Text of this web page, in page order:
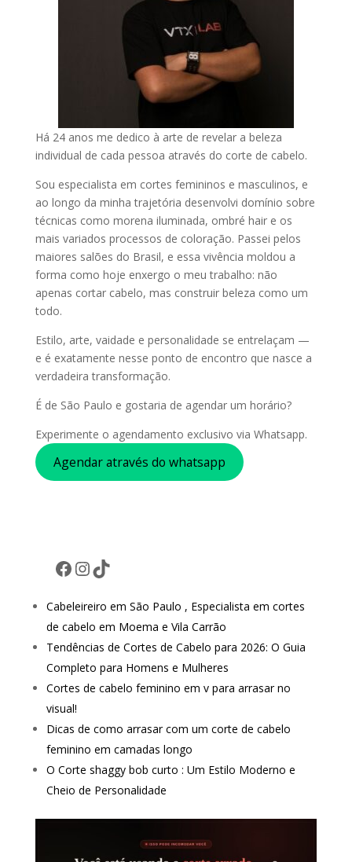
Há 24 anos me dedico à arte de revelar a beleza
individual de cada pessoa através do corte de cabelo.
Sou especialista em cortes femininos e masculinos, e
ao longo da minha trajetória desenvolvi domínio sobre
técnicas como morena iluminada, ombré hair e os
mais variados processos de coloração. Passei pelos
maiores salões do Brasil, e essa vivência moldou a
forma como hoje enxergo o meu trabalho: não
apenas cortar cabelo, mas construir beleza como um
todo.
Estilo, arte, vaidade e personalidade se entrelaçam —
e é exatamente nesse ponto de encontro que nasce a
verdadeira transformação.
É de São Paulo e gostaria de agendar um horário?
Experimente o agendamento exclusivo via Whatsapp.
Agendar através do whatsapp
Facebook
Instagram
TikTok
Cabeleireiro em São Paulo , Especialista em cortes
de cabelo em Moema e Vila Carrão
Tendências de Cortes de Cabelo para 2026: O Guia
Completo para Homens e Mulheres
Cortes de cabelo feminino em v para arrasar no
visual!
Dicas de como arrasar com um corte de cabelo
feminino em camadas longo
O Corte shaggy bob curto : Um Estilo Moderno e
Cheio de Personalidade